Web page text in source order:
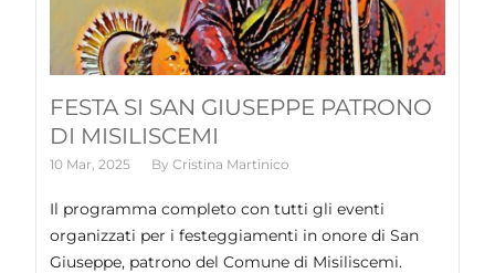
FESTA SI SAN GIUSEPPE PATRONO
DI MISILISCEMI
10 Mar, 2025 By Cristina Martinico
Il programma completo con tutti gli eventi
organizzati per i festeggiamenti in onore di San
Giuseppe, patrono del Comune di Misiliscemi.